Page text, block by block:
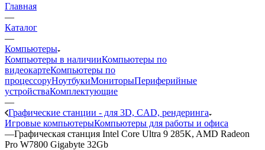
Главная
—
Каталог
—
Компьютеры
Компьютеры в наличииКомпьютеры по
видеокартеКомпьютеры по
процессоруНоутбукиМониторыПериферийные
устройстваКомплектующие
—
Графические станции - для 3D, CAD, рендеринга
Игровые компьютерыКомпьютеры для работы и офиса
—Графическая станция Intel Core Ultra 9 285K, AMD Radeon
Pro W7800 Gigabyte 32Gb